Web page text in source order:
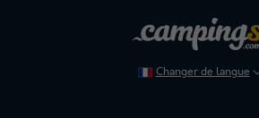
Changer de langue